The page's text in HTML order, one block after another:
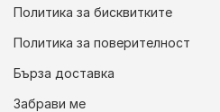
Политика за бисквитките
Политика за поверителност
Бърза доставка
Забрави ме